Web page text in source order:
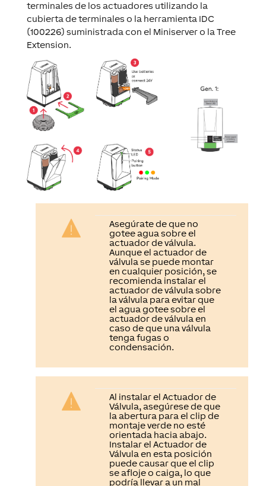
terminales de los actuadores utilizando la
cubierta de terminales o la herramienta IDC
(100226) suministrada con el Miniserver o la Tree
Extension.
Asegúrate de que no
gotee agua sobre el
actuador de válvula.
Aunque el actuador de
válvula se puede montar
en cualquier posición, se
recomienda instalar el
actuador de válvula sobre
la válvula para evitar que
el agua gotee sobre el
actuador de válvula en
caso de que una válvula
tenga fugas o
condensación.
Al instalar el Actuador de
Válvula, asegúrese de que
la abertura para el clip de
montaje verde no esté
orientada hacia abajo.
Instalar el Actuador de
Válvula en esta posición
puede causar que el clip
se afloje o caiga, lo que
podría llevar a un mal